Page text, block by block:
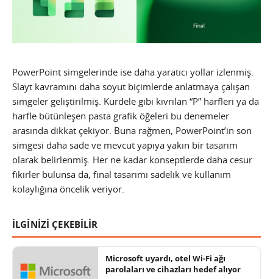
PowerPoint simgelerinde ise daha yaratıcı yollar izlenmiş.
Slayt kavramını daha soyut biçimlerde anlatmaya çalışan
simgeler geliştirilmiş. Kurdele gibi kıvrılan “P” harfleri ya da
harfle bütünleşen pasta grafik öğeleri bu denemeler
arasında dikkat çekiyor. Buna rağmen, PowerPoint’in son
simgesi daha sade ve mevcut yapıya yakın bir tasarım
olarak belirlenmiş. Her ne kadar konseptlerde daha cesur
fikirler bulunsa da, final tasarımı sadelik ve kullanım
kolaylığına öncelik veriyor.
İLGİNİZİ ÇEKEBİLİR
Microsoft uyardı, otel Wi-Fi ağı
parolaları ve cihazları hedef alıyor